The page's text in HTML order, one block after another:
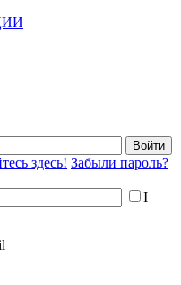
Войти
здесь! Забыли пароль?
I